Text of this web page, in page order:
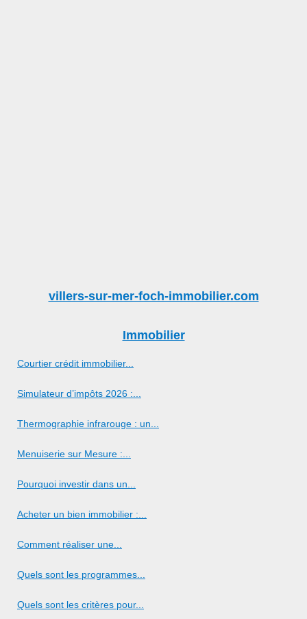
villers-sur-mer-foch-immobilier.com
Immobilier
Courtier crédit immobilier...
Simulateur d’impôts 2026 :...
Thermographie infrarouge : un...
Menuiserie sur Mesure :...
Pourquoi investir dans un...
Acheter un bien immobilier :...
Comment réaliser une...
Quels sont les programmes...
Quels sont les critères pour...